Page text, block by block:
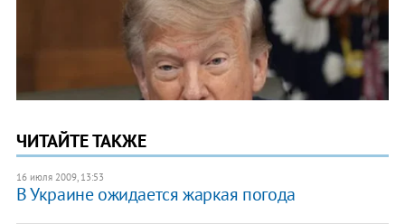
ЧИТАЙТЕ ТАКЖЕ
16 июля 2009, 13:53
В Украине ожидается жаркая погода